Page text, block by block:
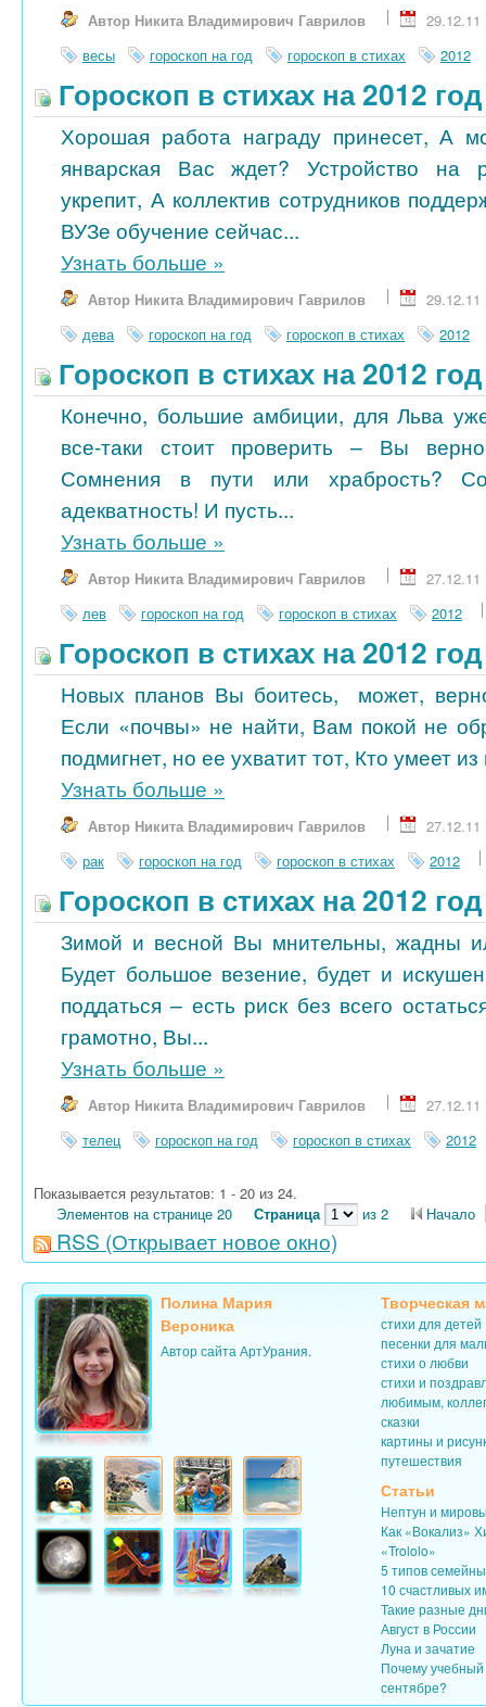
Автор Никита Владимирович Гаврилов
29.12.11
весы
гороскоп на год гороскоп в стихах 2012
Гороскоп в стихах на 2012
Хорошая работа награду принесет, А
январская Вас ждет? Устройство на
укрепит, А коллектив сотрудников
ВУЗе обучение сейчас...
Узнать больше »
Автор Никита Владимирович Гаврилов
29.12.11
дева
гороскоп на год гороскоп в стихах 2012
Гороскоп в стихах на 2012
Конечно, большие амбиции, для Льва
все-таки стоит проверить – Вы
Сомнения в пути или храбрость?
адекватность! И пусть...
Узнать больше »
Автор Никита Владимирович Гаврилов
27.12.11
лев
гороскоп на год гороскоп в стихах 2012
Гороскоп в стихах на 2012
Новых планов Вы боитесь, может,
Если «почвы» не найти, Вам покой не
подмигнет, но ее ухватит тот, Кто умеет
Узнать больше »
Автор Никита Владимирович Гаврилов
27.12.11
рак
гороскоп на год гороскоп в стихах 2012
Гороскоп в стихах на 2012
Зимой и весной Вы мнительны, жадны
Будет большое везение, будет и
поддаться – есть риск без всего
грамотно, Вы...
Узнать больше »
Автор Никита Владимирович Гаврилов
27.12.11
телец
гороскоп на год гороскоп в стихах 2012
Показывается результатов: 1 - 20 из 24.
Элементов на странице 20
Страница из 2 Начало
RSS (Открывает новое окно)
Полина Мария
Вероника
Автор сайта АртУрания.
Творческая
стихи для детей
песенки для
стихи о любви
стихи и
любимым,
сказки
картины и
путешествия
Статьи
Нептун и
Как «Вокализ»
«Trololo»
5 типов
10 счастливых
Такие разные
Август в России
Луна и зачатие
Почему учебный
сентябре?